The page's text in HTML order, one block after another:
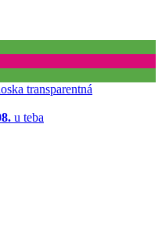
u teba